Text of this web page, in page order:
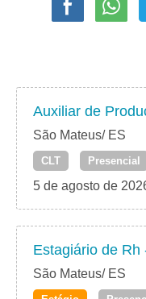
Auxiliar de
São Mateus/ ES
CLT Presencial
5 de agosto de
Estagiário de Rh
São Mateus/ ES